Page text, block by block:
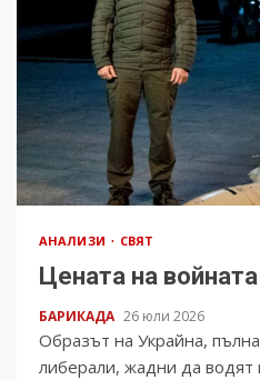
АНАЛИЗИ СВЯТ
Цената на войната
БАРИКАДА 26 юли 2026
Образът на Украйна,
либерали, жадни да водят